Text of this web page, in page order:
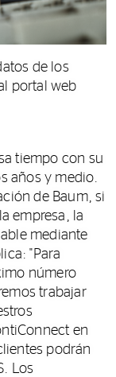
de los
portal web
tiempo con su
años y medio.
de Baum, si
empresa, la
mediante
"Para
número
trabajar
en
podrán
Los